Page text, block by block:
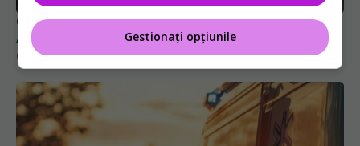
Colebil și Panzcebil, blocate temporar în farmacii.
ANMDMR explică de ce a luat măsura
06 aug 2026, 16:37
Gestionați opțiunile